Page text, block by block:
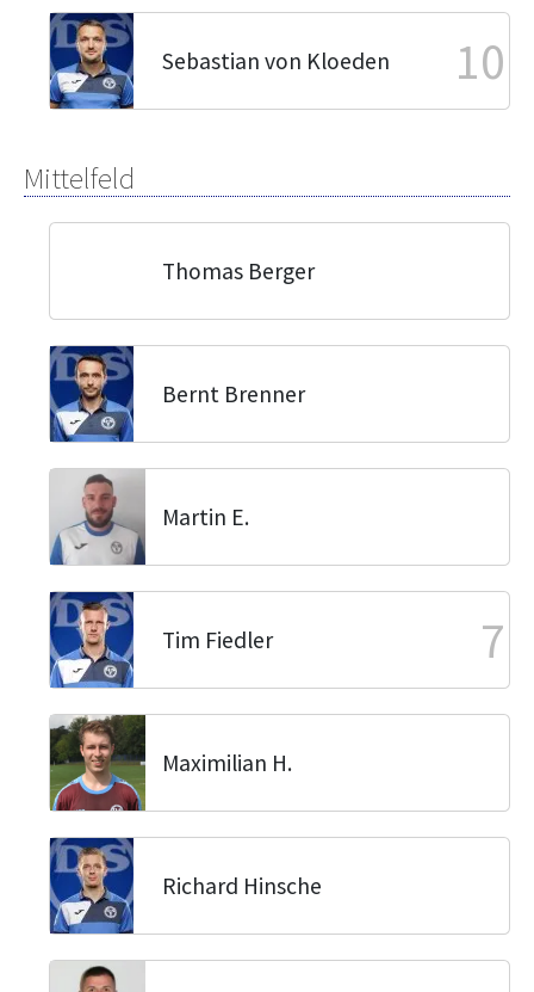
Sebastian von Kloeden 10
Mittelfeld
Thomas Berger
Bernt Brenner
Martin E.
Tim Fiedler 7
Maximilian H.
Richard Hinsche